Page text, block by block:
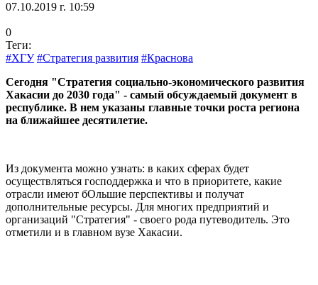
07.10.2019 г. 10:59
0
Теги:
#ХГУ #Стратегия развития #Краснова
Сегодня "Стратегия социально-экономического развития
Хакасии до 2030 года" - самый обсуждаемый документ в
республике. В нем указаны главные точки роста региона
на ближайшее десятилетие.
Из документа можно узнать: в каких сферах будет
осуществляться господдержка и что в приоритете, какие
отрасли имеют бОльшие перспективы и получат
дополнительные ресурсы. Для многих предприятий и
организаций "Стратегия" - своего рода путеводитель. Это
отметили и в главном вузе Хакасии.